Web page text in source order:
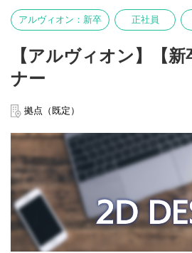
アルヴィオン：新卒 正社員
【アルヴィオン】【
ナー
拠点（既定）